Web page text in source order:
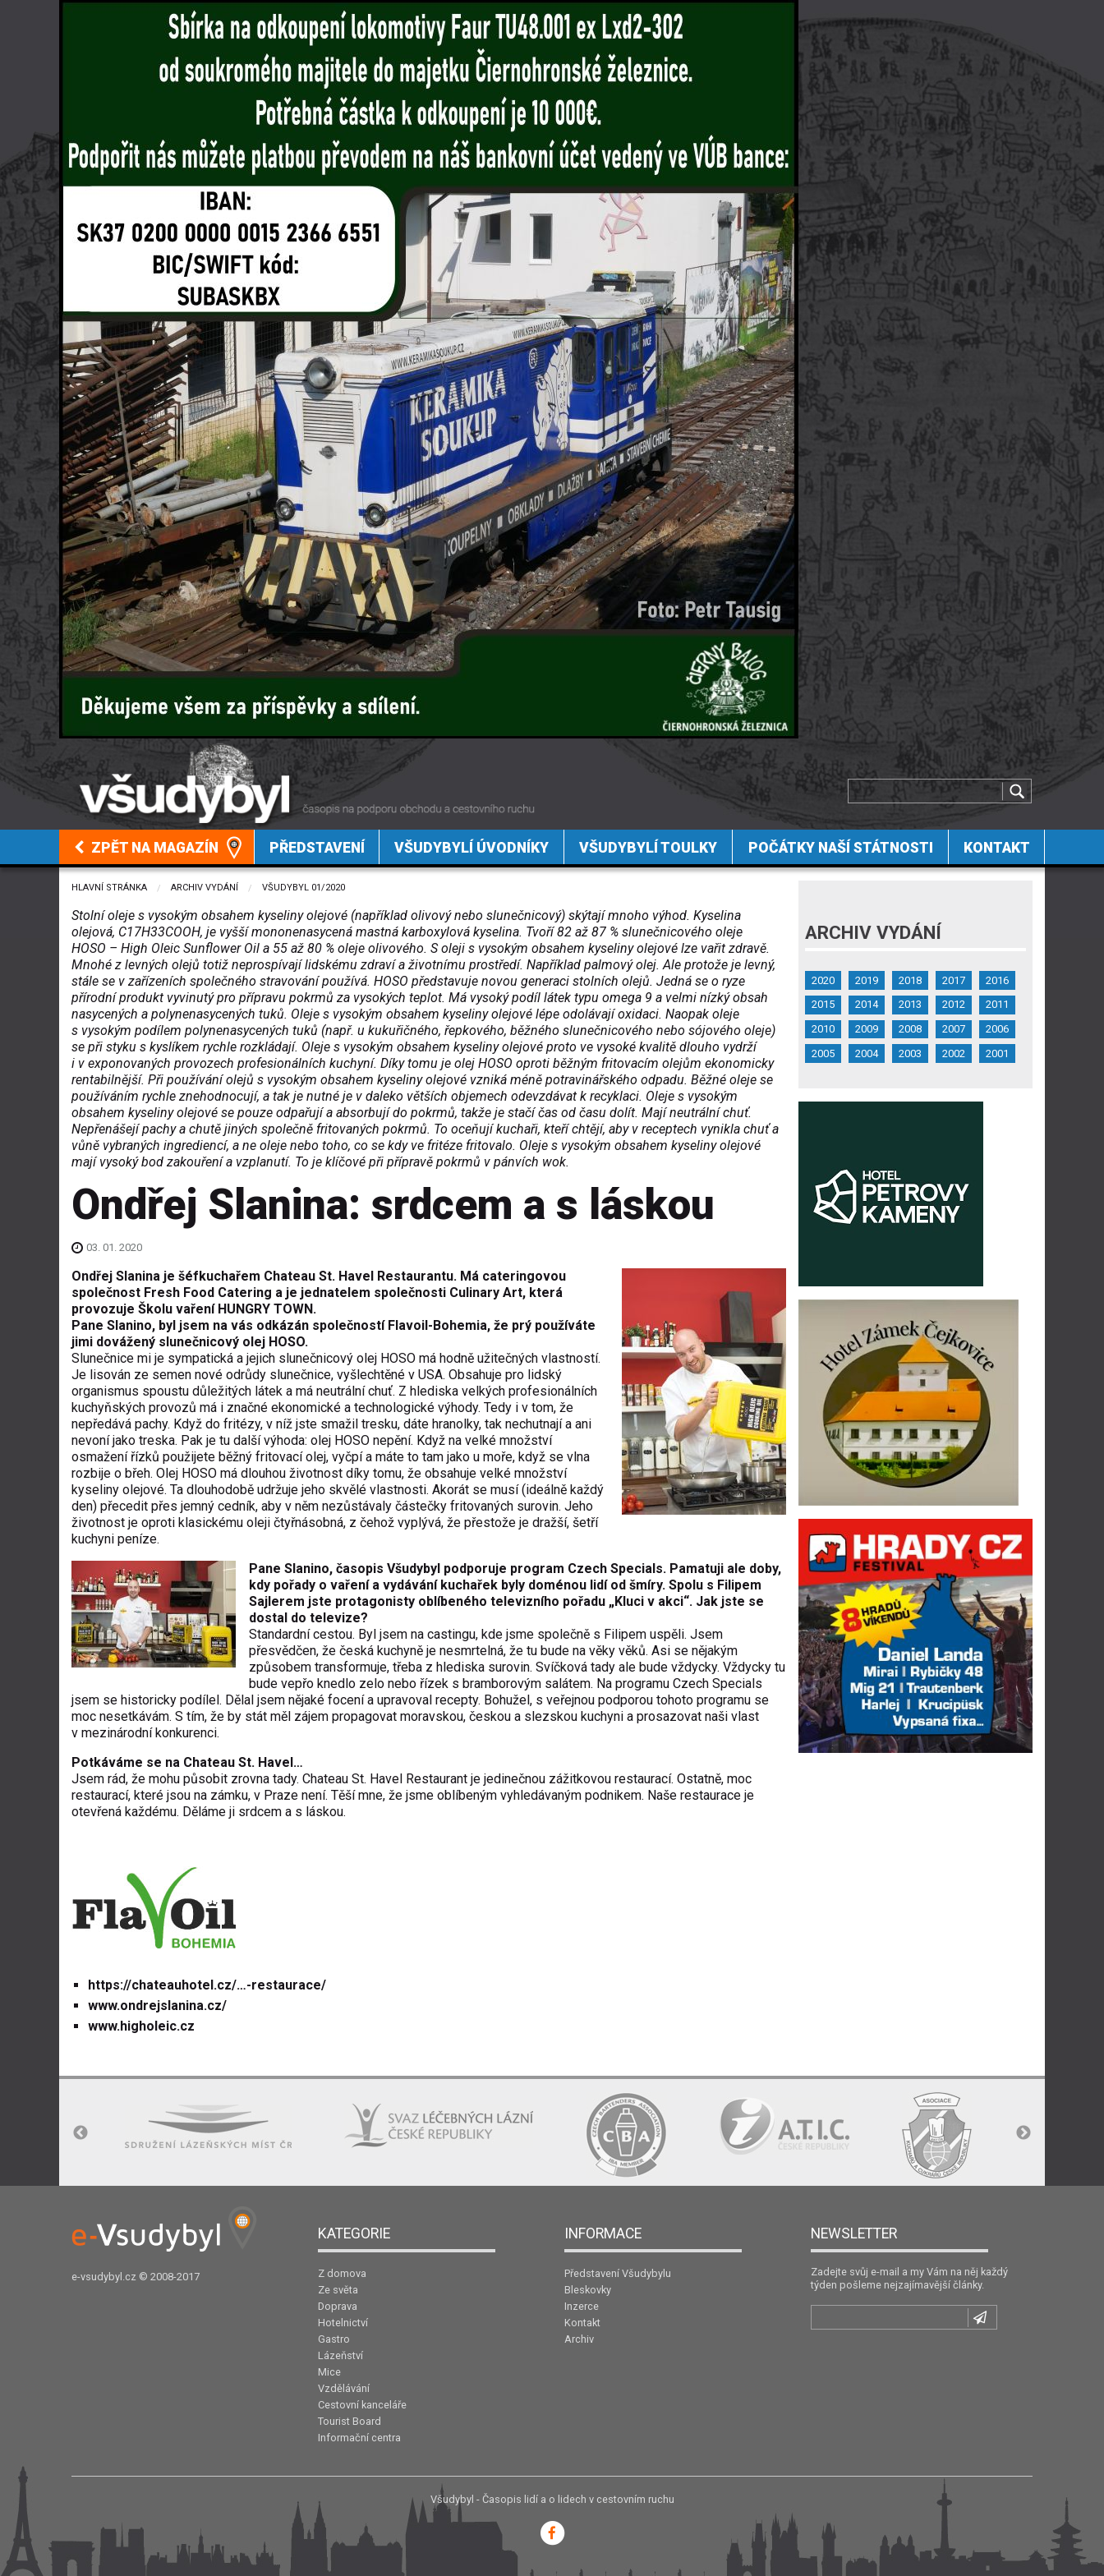
ZPĚT NA MAGAZÍN PŘEDSTAVENÍ VŠUDYBYLÍ ÚVODNÍKY VŠUDYBYLÍ TOULKY POČÁTKY NAŠÍ STÁTNOSTI KONTAKT
HLAVNÍ STRÁNKA ARCHIV VYDÁNÍ VŠUDYBYL 01/2020
Stolní oleje s vysokým obsahem kyseliny olejové (například olivový nebo slunečnicový) skýtají mnoho výhod. Kyselina
olejová, C17H33COOH, je vyšší mononenasycená mastná karboxylová kyselina. Tvoří 82 až 87 % slunečnicového oleje
HOSO – High Oleic Sunflower Oil a 55 až 80 % oleje olivového. S oleji s vysokým obsahem kyseliny olejové lze vařit zdravě.
Mnohé z levných olejů totiž neprospívají lidskému zdraví a životnímu prostředí. Například palmový olej. Ale protože je levný,
stále se v zařízeních společného stravování používá. HOSO představuje novou generaci stolních olejů. Jedná se o ryze
přírodní produkt vyvinutý pro přípravu pokrmů za vysokých teplot. Má vysoký podíl látek typu omega 9 a velmi nízký obsah
nasycených a polynenasycených tuků. Oleje s vysokým obsahem kyseliny olejové lépe odolávají oxidaci. Naopak oleje
s vysokým podílem polynenasycených tuků (např. u kukuřičného, řepkového, běžného slunečnicového nebo sójového oleje)
se při styku s kyslíkem rychle rozkládají. Oleje s vysokým obsahem kyseliny olejové proto ve vysoké kvalitě dlouho vydrží
i v exponovaných provozech profesionálních kuchyní. Díky tomu je olej HOSO oproti běžným fritovacím olejům ekonomicky
rentabilnější. Při používání olejů s vysokým obsahem kyseliny olejové vzniká méně potravinářského odpadu. Běžné oleje se
používáním rychle znehodnocují, a tak je nutné je v daleko větších objemech odevzdávat k recyklaci. Oleje s vysokým
obsahem kyseliny olejové se pouze odpařují a absorbují do pokrmů, takže je stačí čas od času dolít. Mají neutrální chuť.
Nepřenášejí pachy a chutě jiných společně fritovaných pokrmů. To oceňují kuchaři, kteří chtějí, aby v receptech vynikla chuť a
vůně vybraných ingrediencí, a ne oleje nebo toho, co se kdy ve fritéze fritovalo. Oleje s vysokým obsahem kyseliny olejové
mají vysoký bod zakouření a vzplanutí. To je klíčové při přípravě pokrmů v pánvích wok.
Ondřej Slanina: srdcem a s láskou
03. 01. 2020
Ondřej Slanina je šéfkuchařem Chateau St. Havel Restaurantu. Má cateringovou
společnost Fresh Food Catering a je jednatelem společnosti Culinary Art, která
provozuje Školu vaření HUNGRY TOWN.
Pane Slanino, byl jsem na vás odkázán společností Flavoil-Bohemia, že prý používáte
jimi dovážený slunečnicový olej HOSO.
Slunečnice mi je sympatická a jejich slunečnicový olej HOSO má hodně užitečných vlastností.
Je lisován ze semen nové odrůdy slunečnice, vyšlechtěné v USA. Obsahuje pro lidský
organismus spoustu důležitých látek a má neutrální chuť. Z hlediska velkých profesionálních
kuchyňských provozů má i značné ekonomické a technologické výhody. Tedy i v tom, že
nepředává pachy. Když do fritézy, v níž jste smažil tresku, dáte hranolky, tak nechutnají a ani
nevoní jako treska. Pak je tu další výhoda: olej HOSO nepění. Když na velké množství
osmažení řízků použijete běžný fritovací olej, vyčpí a máte to tam jako u moře, když se vlna
rozbije o břeh. Olej HOSO má dlouhou životnost díky tomu, že obsahuje velké množství
kyseliny olejové. Ta dlouhodobě udržuje jeho skvělé vlastnosti. Akorát se musí (ideálně každý
den) přecedit přes jemný cedník, aby v něm nezůstávaly částečky fritovaných surovin. Jeho
životnost je oproti klasickému oleji čtyřnásobná, z čehož vyplývá, že přestože je dražší, šetří
kuchyni peníze.
Pane Slanino, časopis Všudybyl podporuje program Czech Specials. Pamatuji ale doby,
kdy pořady o vaření a vydávání kuchařek byly doménou lidí od šmíry. Spolu s Filipem
Sajlerem jste protagonisty oblíbeného televizního pořadu „Kluci v akci“. Jak jste se
dostal do televize?
Standardní cestou. Byl jsem na castingu, kde jsme společně s Filipem uspěli. Jsem
přesvědčen, že česká kuchyně je nesmrtelná, že tu bude na věky věků. Asi se nějakým
způsobem transformuje, třeba z hlediska surovin. Svíčková tady ale bude vždycky. Vždycky tu
bude vepřo knedlo zelo nebo řízek s bramborovým salátem. Na programu Czech Specials
jsem se historicky podílel. Dělal jsem nějaké focení a upravoval recepty. Bohužel, s veřejnou podporou tohoto programu se
moc nesetkávám. S tím, že by stát měl zájem propagovat moravskou, českou a slezskou kuchyni a prosazovat naši vlast
v mezinárodní konkurenci.
Potkáváme se na Chateau St. Havel…
Jsem rád, že mohu působit zrovna tady. Chateau St. Havel Restaurant je jedinečnou zážitkovou restaurací. Ostatně, moc
restaurací, které jsou na zámku, v Praze není. Těší mne, že jsme oblíbeným vyhledávaným podnikem. Naše restaurace je
otevřená každému. Děláme ji srdcem a s láskou.
https://chateauhotel.cz/…-restaurace/
www.ondrejslanina.cz/
www.higholeic.cz
ARCHIV VYDÁNÍ
2020 2019 2018 2017
2016
2015
2014 2013 2012
2011
2010
2009 2008 2007
2006
2005
2004 2003 2002 2001
e-vsudybyl.cz © 2008-2017
KATEGORIE
Z domova
Ze světa
Doprava
Hotelnictví
Gastro
Lázeňství
Mice
Vzdělávání
Cestovní kanceláře
Tourist Board
Informační centra
INFORMACE
Představení Všudybylu
Bleskovky
Inzerce
Kontakt
Archiv
NEWSLETTER
Zadejte svůj e-mail a my Vám na něj každý
týden pošleme nejzajímavější články.
Všudybyl - Časopis lidí a o lidech v cestovním ruchu